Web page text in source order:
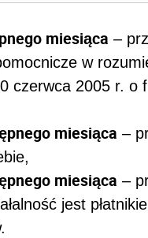
miesiąca –
w
czerwca 2005 r. o
miesiąca –
miesiąca –
jest